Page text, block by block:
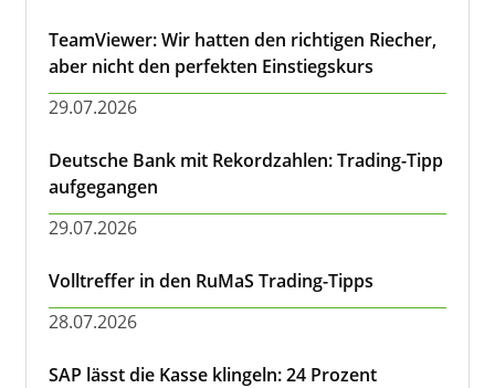
TeamViewer: Wir hatten den richtigen Riecher,
aber nicht den perfekten Einstiegskurs
29.07.2026
Deutsche Bank mit Rekordzahlen: Trading-Tipp
aufgegangen
29.07.2026
Volltreffer in den RuMaS Trading-Tipps
28.07.2026
SAP lässt die Kasse klingeln: 24 Prozent